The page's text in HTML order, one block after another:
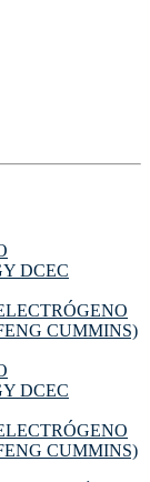
CUMMINS)
CUMMINS)